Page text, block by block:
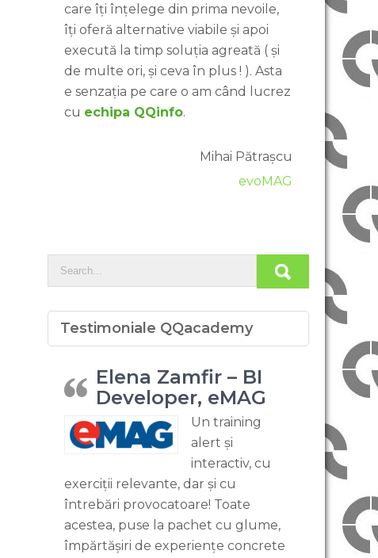
care îți înțelege din prima nevoile,
îți oferă alternative viabile și apoi
execută la timp soluția agreată ( și
de multe ori, și ceva în plus ! ). Asta
e senzația pe care o am când lucrez
cu echipa QQinfo.
Mihai Pătrașcu
evoMAG
Testimoniale QQacademy
Elena Zamfir – BI
Developer, eMAG
Un training
alert și
interactiv, cu
exerciții relevante, dar și cu
întrebări provocatoare! Toate
acestea, puse la pachet cu glume,
împărtășiri de experiențe concrete